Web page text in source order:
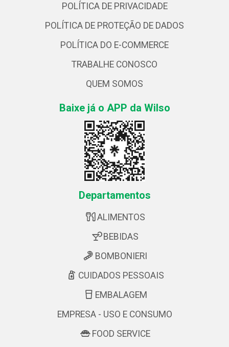
POLÍTICA DE PRIVACIDADE
POLÍTICA DE PROTEÇÃO DE DADOS
POLÍTICA DO E-COMMERCE
TRABALHE CONOSCO
QUEM SOMOS
Baixe já o APP da Wilso
Departamentos
ALIMENTOS
BEBIDAS
BOMBONIERI
CUIDADOS PESSOAIS
EMBALAGEM
EMPRESA - USO E CONSUMO
FOOD SERVICE